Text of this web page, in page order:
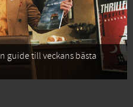
guide till veckans bästa